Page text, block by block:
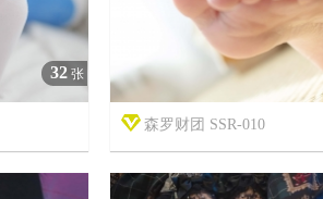
32 张
森罗财团 SSR-010